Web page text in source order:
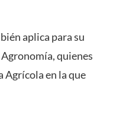
aplica para su
quienes
Agrícola en la que